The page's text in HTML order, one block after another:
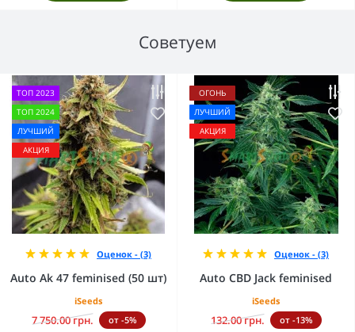
Советуем
ТОП 2023
ТОП 2024
ЛУЧШИЙ
АКЦИЯ
Оценок - (3)
Auto Ak 47 feminised (50 шт)
iSeeds
7 750.00 грн. от -5%
ОГОНЬ
ЛУЧШИЙ
АКЦИЯ
Оценок - (3)
Auto CBD Jack feminised
iSeeds
132.00 грн. от -13%